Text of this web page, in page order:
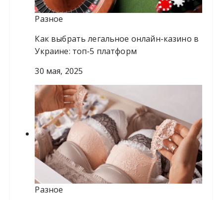
Разное
Как выбрать легальное онлайн-казино в
Украине: топ-5 платформ
30 мая, 2025
Разное